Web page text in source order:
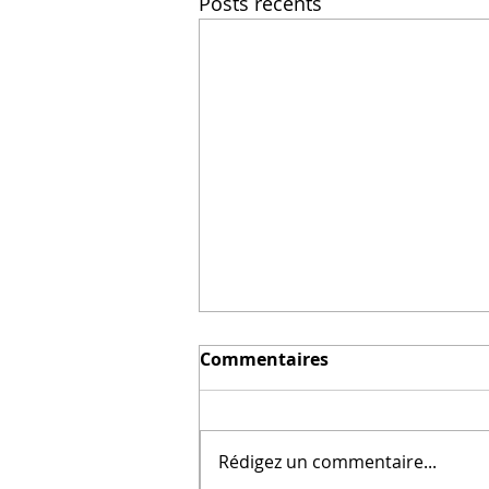
Commentaires
Rédigez un commentaire...